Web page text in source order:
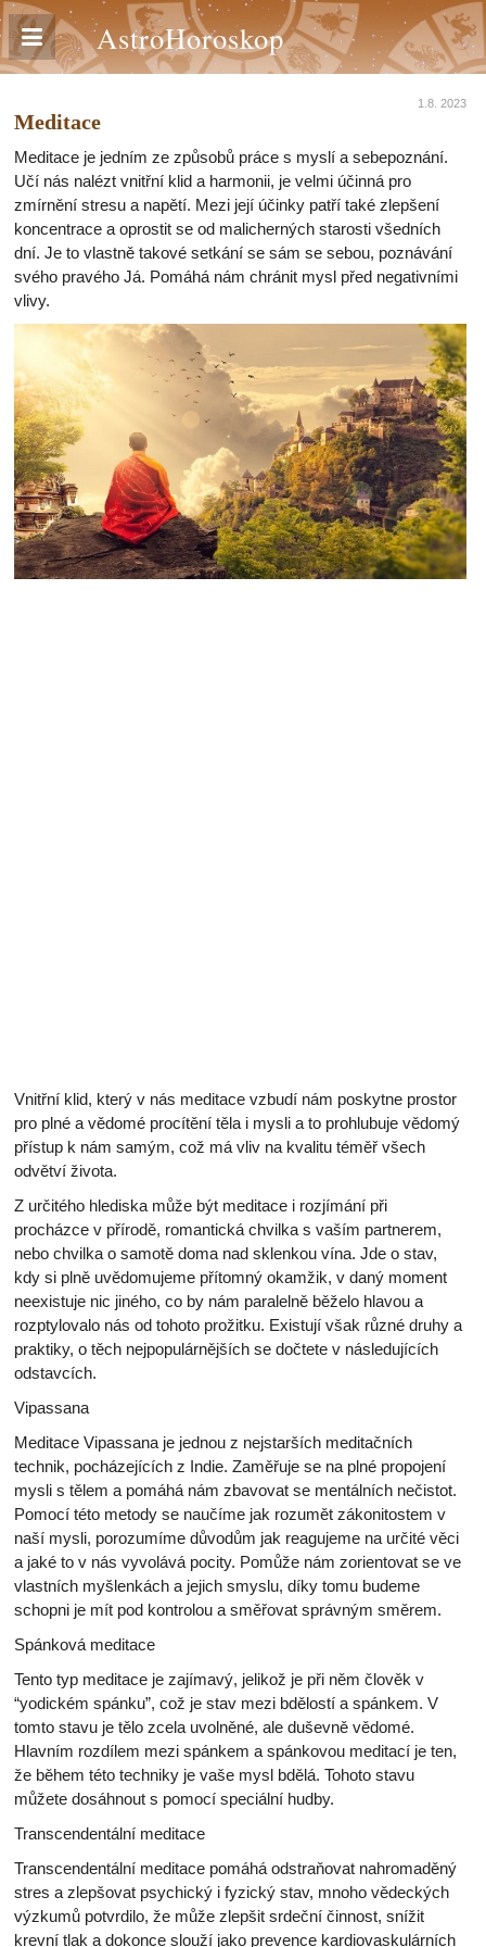
AstroHoroskop
1.8. 2023
Meditace
Meditace je jedním ze způsobů práce s myslí a sebepoznání.
Učí nás nalézt vnitřní klid a harmonii, je velmi účinná pro
zmírnění stresu a napětí. Mezi její účinky patří také zlepšení
koncentrace a oprostit se od malicherných starosti všedních
dní. Je to vlastně takové setkání se sám se sebou, poznávání
svého pravého Já. Pomáhá nám chránit mysl před negativními
vlivy.
Vnitřní klid, který v nás meditace vzbudí nám poskytne prostor
pro plné a vědomé procítění těla i mysli a to prohlubuje vědomý
přístup k nám samým, což má vliv na kvalitu téměř všech
odvětví života.
Z určitého hlediska může být meditace i rozjímání při
procházce v přírodě, romantická chvilka s vaším partnerem,
nebo chvilka o samotě doma nad sklenkou vína. Jde o stav,
kdy si plně uvědomujeme přítomný okamžik, v daný moment
neexistuje nic jiného, co by nám paralelně běželo hlavou a
rozptylovalo nás od tohoto prožitku. Existují však různé druhy a
praktiky, o těch nejpopulárnějších se dočtete v následujících
odstavcích.
Vipassana
Meditace Vipassana je jednou z nejstarších meditačních
technik, pocházejících z Indie. Zaměřuje se na plné propojení
mysli s tělem a pomáhá nám zbavovat se mentálních nečistot.
Pomocí této metody se naučíme jak rozumět zákonitostem v
naší mysli, porozumíme důvodům jak reagujeme na určité věci
a jaké to v nás vyvolává pocity. Pomůže nám zorientovat se ve
vlastních myšlenkách a jejich smyslu, díky tomu budeme
schopni je mít pod kontrolou a směřovat správným směrem.
Spánková meditace
Tento typ meditace je zajímavý, jelikož je při něm člověk v
“yodickém spánku”, což je stav mezi bdělostí a spánkem. V
tomto stavu je tělo zcela uvolněné, ale duševně vědomé.
Hlavním rozdílem mezi spánkem a spánkovou meditací je ten,
že během této techniky je vaše mysl bdělá. Tohoto stavu
můžete dosáhnout s pomocí speciální hudby.
Transcendentální meditace
Transcendentální meditace pomáhá odstraňovat nahromaděný
stres a zlepšovat psychický i fyzický stav, mnoho vědeckých
výzkumů potvrdilo, že může zlepšit srdeční činnost, snížit
krevní tlak a dokonce slouží jako prevence kardiovaskulárních